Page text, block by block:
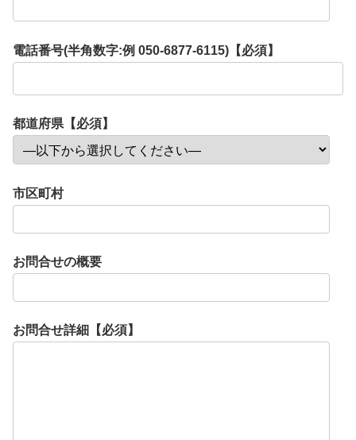
電話番号(半角数字:例 050-6877-6115)【必須】
都道府県【必須】
市区町村
お問合せの概要
お問合せ詳細【必須】